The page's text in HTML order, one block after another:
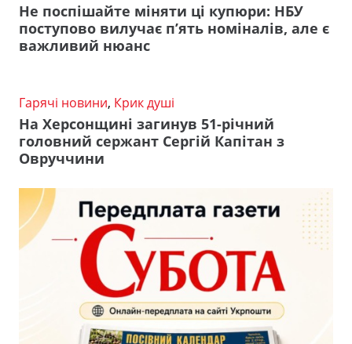
Не поспішайте міняти ці купюри: НБУ
поступово вилучає п’ять номіналів, але є
важливий нюанс
Гарячі новини, Крик душі
На Херсонщині загинув 51-річний
головний сержант Сергій Капітан з
Овруччини